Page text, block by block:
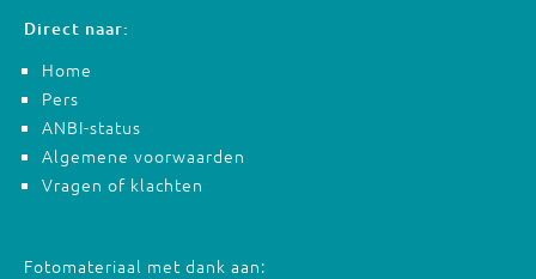
Direct naar:
Home
Pers
ANBI-status
Algemene voorwaarden
Vragen of klachten
Fotomateriaal met dank aan: